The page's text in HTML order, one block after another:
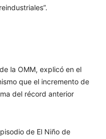
la OMM, explicó en el
que el incremento de
del récord anterior
de El Niño de